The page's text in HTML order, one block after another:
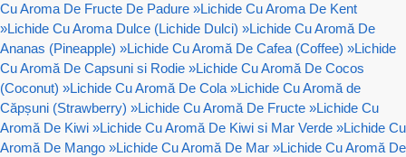
Cu Aroma De Fructe De Padure »Lichide Cu Aroma De Kent
»Lichide Cu Aroma Dulce (Lichide Dulci) »Lichide Cu Aromă De
Ananas (Pineapple) »Lichide Cu Aromă De Cafea (Coffee) »Lichide
Cu Aromă De Capsuni si Rodie »Lichide Cu Aromă De Cocos
(Coconut) »Lichide Cu Aromă De Cola »Lichide Cu Aromă de
Căpșuni (Strawberry) »Lichide Cu Aromă De Fructe »Lichide Cu
Aromă De Kiwi »Lichide Cu Aromă De Kiwi si Mar Verde »Lichide Cu
Aromă De Mango »Lichide Cu Aromă De Mar »Lichide Cu Aromă De